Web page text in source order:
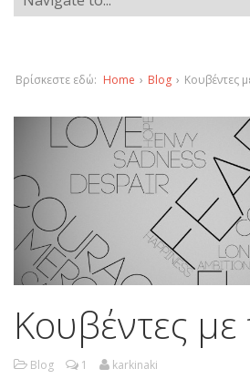
Βρίσκεστε εδώ: Home › Blog › Κουβέντες
Κουβέντες
Blog 1 karkinaki